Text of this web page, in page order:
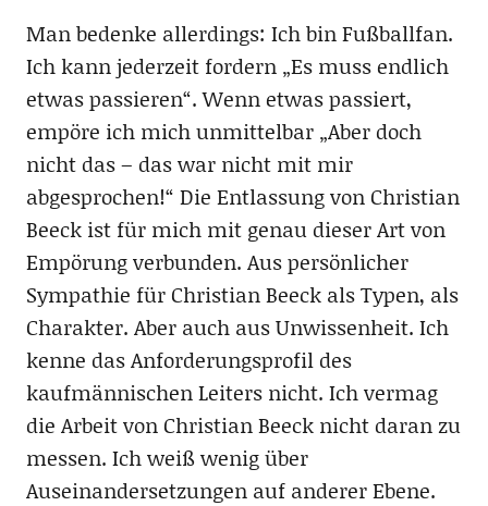
Man bedenke allerdings: Ich bin Fußballfan.
Ich kann jederzeit fordern „Es muss endlich
etwas passieren“. Wenn etwas passiert,
empöre ich mich unmittelbar „Aber doch
nicht das – das war nicht mit mir
abgesprochen!“ Die Entlassung von Christian
Beeck ist für mich mit genau dieser Art von
Empörung verbunden. Aus persönlicher
Sympathie für Christian Beeck als Typen, als
Charakter. Aber auch aus Unwissenheit. Ich
kenne das Anforderungsprofil des
kaufmännischen Leiters nicht. Ich vermag
die Arbeit von Christian Beeck nicht daran zu
messen. Ich weiß wenig über
Auseinandersetzungen auf anderer Ebene.